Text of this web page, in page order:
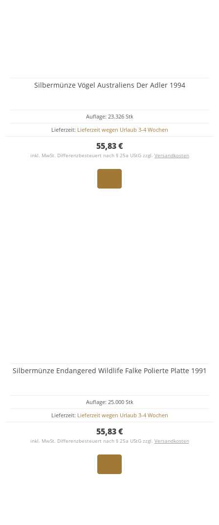
Silbermünze Vögel Australiens Der Adler 1994
Auflage: 23.326 Stk
Lieferzeit: Lieferzeit wegen Urlaub 3-4 Wochen
55,83 €
inkl. MwSt. Differenzbesteuert nach § 25a UStG zzgl. Versandkosten
Silbermünze Endangered Wildlife Falke Polierte Platte 1991
Auflage: 25.000 Stk
Lieferzeit: Lieferzeit wegen Urlaub 3-4 Wochen
55,83 €
inkl. MwSt. Differenzbesteuert nach § 25a UStG zzgl. Versandkosten